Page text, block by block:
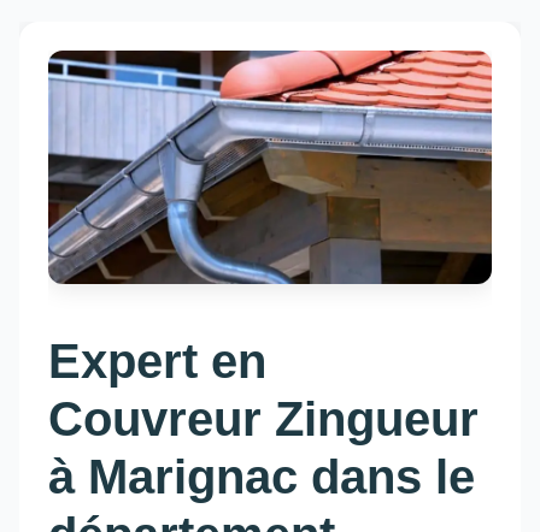
Expert en
Couvreur Zingueur
à Marignac dans le